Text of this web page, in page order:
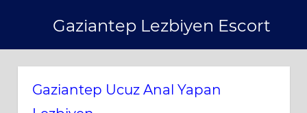
content
Gaziantep Lezbiyen Escort
Gaziantep Ucuz Anal Yapan